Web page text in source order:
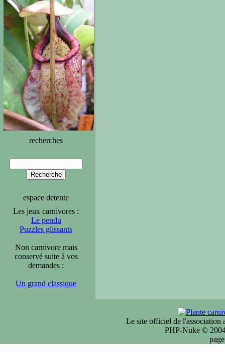
recherches
espace detente
Les jeux carnivores :
Le pendu
Puzzles glissants
Non carnivore mais
conservé suite à vos
demandes :
Un grand classique
Le site officiel de l'association
PHP-Nuke ©